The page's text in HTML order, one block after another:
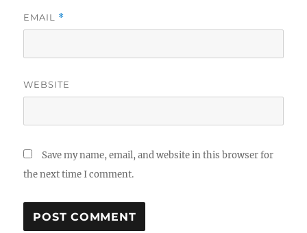
EMAIL *
WEBSITE
Save my name, email, and website in this browser for
the next time I comment.